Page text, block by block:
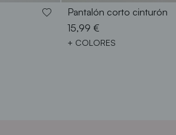
Pantalón corto cinturón
15,99 €
+ COLORES